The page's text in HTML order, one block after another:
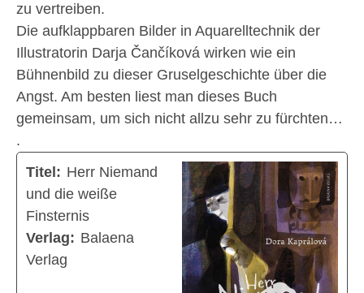
zu vertreiben.
Die aufklappbaren Bilder in Aquarelltechnik der
Illustratorin Darja Čančíková wirken wie ein
Bühnenbild zu dieser Gruselgeschichte über die
Angst. Am besten liest man dieses Buch
gemeinsam, um sich nicht allzu sehr zu fürchten…
.
Titel: Herr Niemand
und die weiße
Finsternis
Verlag: Balaena
Verlag